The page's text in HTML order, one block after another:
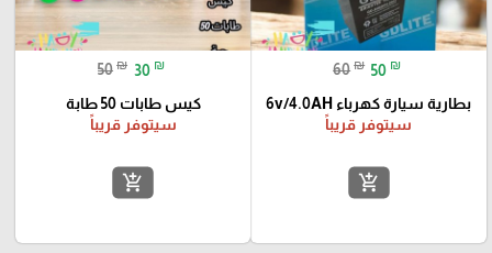
60 ₪ 50 ₪
بطارية سيارة كهرباء 6v/4.0AH
سيتوفر قريباً
add_shopping_cart
50 ₪ 30 ₪
كيس طابات 50 طابة
سيتوفر قريباً
add_shopping_cart